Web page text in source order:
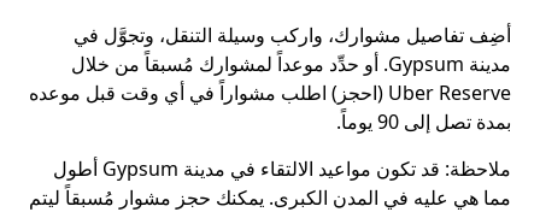
أضِف تفاصيل مشوارك، واركب وسيلة التنقل، وتجوَّل في
مدينة Gypsum. أو حدِّد موعداً لمشوارك مُسبقاً من خلال
Uber Reserve (احجز) اطلب مشواراً في أي وقت قبل موعده
بمدة تصل إلى 90 يوماً.
ملاحظة:
قد تكون مواعيد الالتقاء في مدينة Gypsum أطول
مما هي عليه في المدن الكبرى. يمكنك حجز مشوار مُسبقاً ليتم